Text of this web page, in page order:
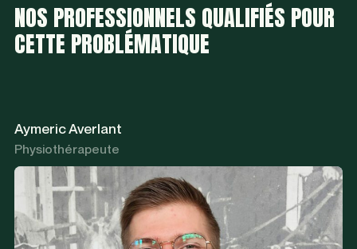
NOS PROFESSIONNELS QUALIFIÉS POUR
CETTE PROBLÉMATIQUE
Aymeric Averlant
Physiothérapeute